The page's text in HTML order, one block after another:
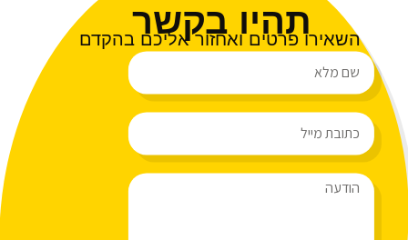
תהיו בקשר
השאירו פרטים ואחזור אליכם בהקדם